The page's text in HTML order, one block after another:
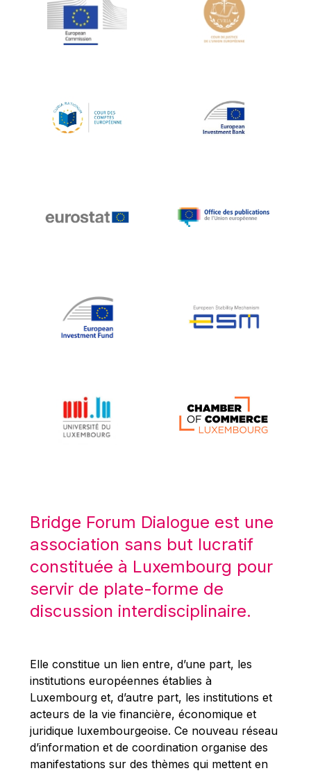
Jean-Louis Schiltz
Jean-Victor Louis
Johnny Åkerholm
Katharien L.C. Hunt
Klaus-Heiner Lehne
Koen LENAERTS
Lars Heikensten
Lucas Papademos
Máire Geoghegan-Quinn
Mario Centeno
Mario Monti
Maroš ŠEFČOVIČ
Martin Bailey
Martine Reicherts
Michael Sohlman
Michel Goedert
Mireille Delmas-Marty
Nobuo Tanaka
Otmar Issing
Bridge Forum Dialogue est une
association sans but lucratif
constituée à Luxembourg pour
servir de plate-forme de
discussion interdisciplinaire.
Elle constitue un lien entre, d’une part, les
institutions européennes établies à
Luxembourg et, d’autre part, les institutions et
acteurs de la vie financière, économique et
juridique luxembourgeoise. Ce nouveau réseau
d’information et de coordination organise des
manifestations sur des thèmes qui mettent en